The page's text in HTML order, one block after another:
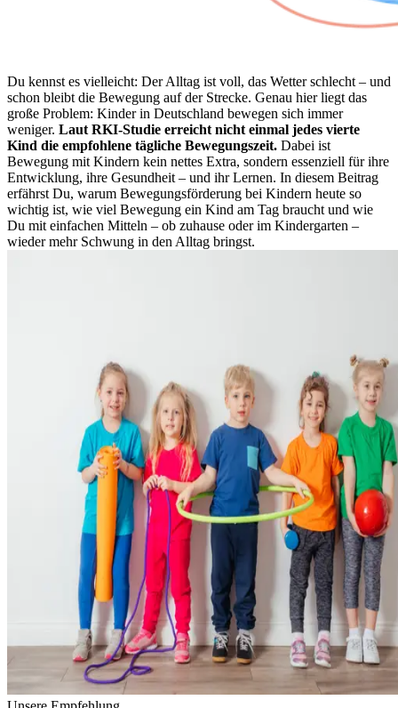
Du kennst es vielleicht: Der Alltag ist voll, das Wetter schlecht – und
schon bleibt die Bewegung auf der Strecke. Genau hier liegt das
große Problem: Kinder in Deutschland bewegen sich immer
weniger. Laut RKI-Studie erreicht nicht einmal jedes vierte
Kind die empfohlene tägliche Bewegungszeit. Dabei ist
Bewegung mit Kindern kein nettes Extra, sondern essenziell für ihre
Entwicklung, ihre Gesundheit – und ihr Lernen. In diesem Beitrag
erfährst Du, warum Bewegungsförderung bei Kindern heute so
wichtig ist, wie viel Bewegung ein Kind am Tag braucht und wie
Du mit einfachen Mitteln – ob zuhause oder im Kindergarten –
wieder mehr Schwung in den Alltag bringst.